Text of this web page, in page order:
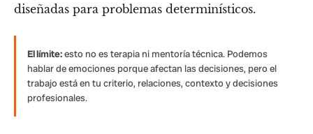
diseñadas para problemas determinísticos.
El límite:esto no es terapia ni mentoría técnica. Podemos
hablar de emociones porque afectan las decisiones, pero el
trabajo está en tu criterio, relaciones, contexto y decisiones
profesionales.